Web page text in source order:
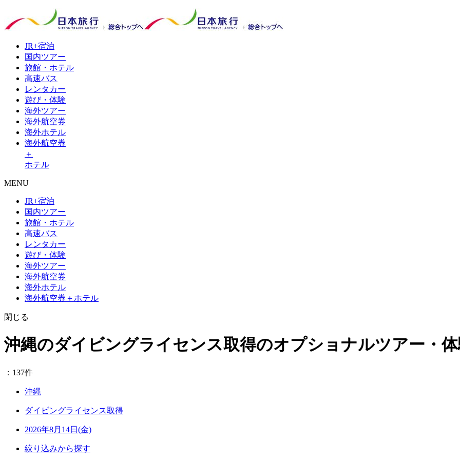
JR+宿泊
国内ツアー
旅館・ ホテル
高速バス
レンタ カー
遊び・ 体験
海外ツアー
海外航空券
海外ホテル
海外航空券
＋
ホテル
MENU
JR+宿泊
国内ツアー
旅館・ホテル
高速バス
レンタカー
遊び・体験
海外ツアー
海外航空券
海外ホテル
海外航空券＋ホテル
閉じる
沖縄のダイビングライセンス取得のオプショナルツアー・
：137件
沖縄
ダイビングライセンス取得
2026年8月14日(金)
絞り込みから探す